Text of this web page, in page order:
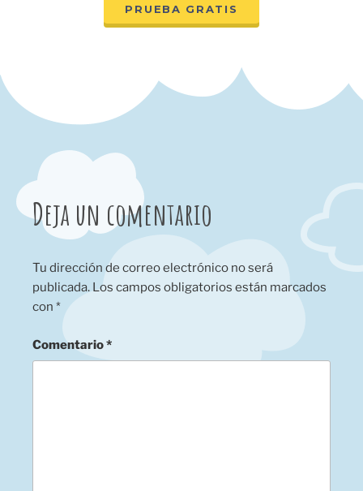
PRUEBA GRATIS
Deja un comentario
Tu dirección de correo electrónico no será
publicada. Los campos obligatorios están marcados
con *
Comentario*